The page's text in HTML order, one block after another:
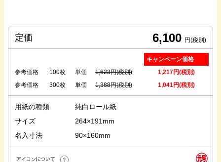
定価 6,100 円(税別)
キャンペーン価格
参考価格
100枚 単価 1,623円(税別)
1,217円(税別)
参考価格
300枚 単価 1,388円(税別) 1,041円(税別)
用紙の種類
純白ロール紙
サイズ
264×191mm
名入寸法
90×160mm